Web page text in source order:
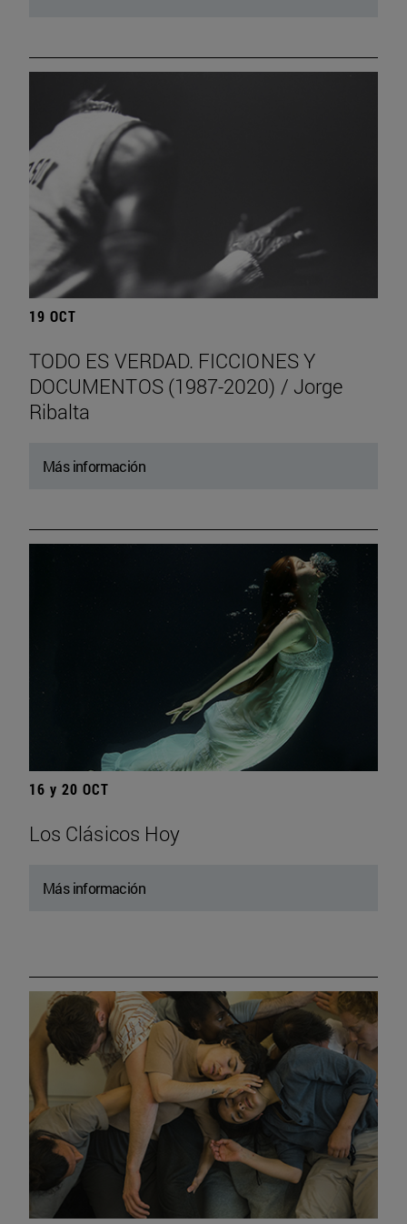
19 OCT
TODO ES VERDAD. FICCIONES Y
DOCUMENTOS (1987-2020) / Jorge
Ribalta
Más información
16 y 20 OCT
Los Clásicos Hoy
Más información